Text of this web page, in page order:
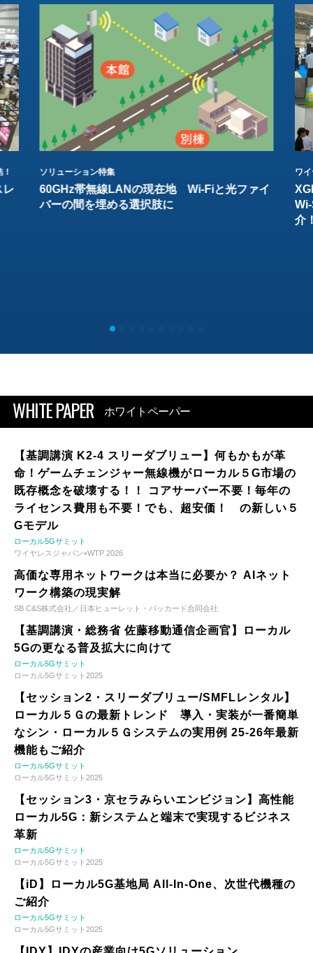
レ
ソリューション特集
60GHz帯無線LANの現在地 Wi-Fiと光ファイ
バーの間を埋める選択肢に
ワ
介
WHITE PAPER ホワイトペーパー
【基調講演 K2-4 スリーダブリュー】何もかもが革
命！ゲームチェンジャー無線機がローカル５G市場の
既存概念を破壊する！！ コアサーバー不要！毎年の
ライセンス費用も不要！でも、超安価！ の新しい５
Gモデル
ローカル5Gサミット
ワイヤレスジャパン×WTP 2026
高価な専用ネットワークは本当に必要か？ AIネット
ワーク構築の現実解
SB C&S株式会社／日本ヒューレット・パッカード合同会社
【基調講演・総務省 佐藤移動通信企画官】ローカル
5Gの更なる普及拡大に向けて
ローカル5Gサミット
ローカル5Gサミット2025
【セッション2・スリーダブリュー/SMFLレンタル】
ローカル５Ｇの最新トレンド 導入・実装が一番簡単
なシン・ローカル５Ｇシステムの実用例 25-26年最新
機能もご紹介
ローカル5Gサミット
ローカル5Gサミット2025
【セッション3・京セラみらいエンビジョン】高性能
ローカル5G：新システムと端末で実現するビジネス
革新
ローカル5Gサミット
ローカル5Gサミット2025
【iD】ローカル5G基地局 All-In-One、次世代機種の
ご紹介
ローカル5Gサミット
ローカル5Gサミット2025